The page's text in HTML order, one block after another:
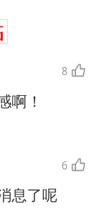
8
啊！
6
息了呢